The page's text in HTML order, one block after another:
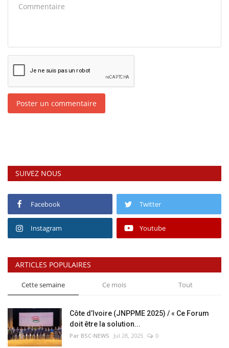
Poster un commentaire
SUIVEZ NOUS
Facebook Twitter
Instagram Youtube
ARTICLES POPULAIRES
Cette semaine Ce mois Tout
Côte d’Ivoire (JNPPME 2025) / « Ce Forum
doit être la solution...
Par BSC-NEWS Jul 28, 2025 0